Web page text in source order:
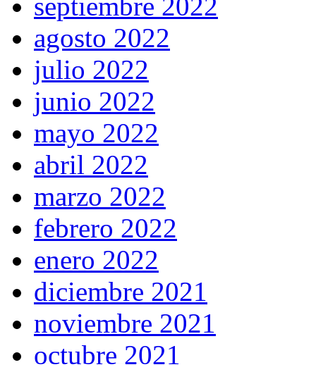
agosto 2022
julio 2022
junio 2022
mayo 2022
abril 2022
marzo 2022
febrero 2022
enero 2022
diciembre 2021
noviembre 2021
octubre 2021